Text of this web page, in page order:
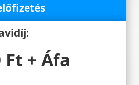
Ft + Áfa